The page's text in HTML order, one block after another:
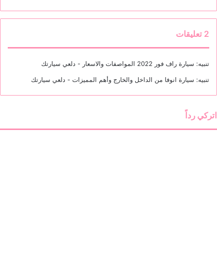
‫2 تعليقات
تنبيه: سيارة راف فور 2022 المواصفات والاسعار - دلعي سيارتك
تنبيه: سيارة انوفا من الداخل والخارج وأهم المميزات - دلعي سيارتك
اتركي رداً